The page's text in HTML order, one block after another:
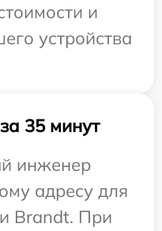
и
устройства
35 минут
инженер
адресу для
Brandt. При